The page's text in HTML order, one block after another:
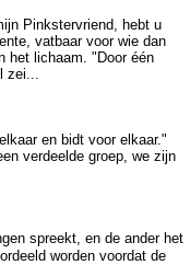
Pinkstervriend, hebt u
vatbaar voor wie dan
het lichaam. "Door één
zei...
en bidt voor elkaar."
verdeelde groep, we zijn
spreekt, en de ander het
worden voordat de